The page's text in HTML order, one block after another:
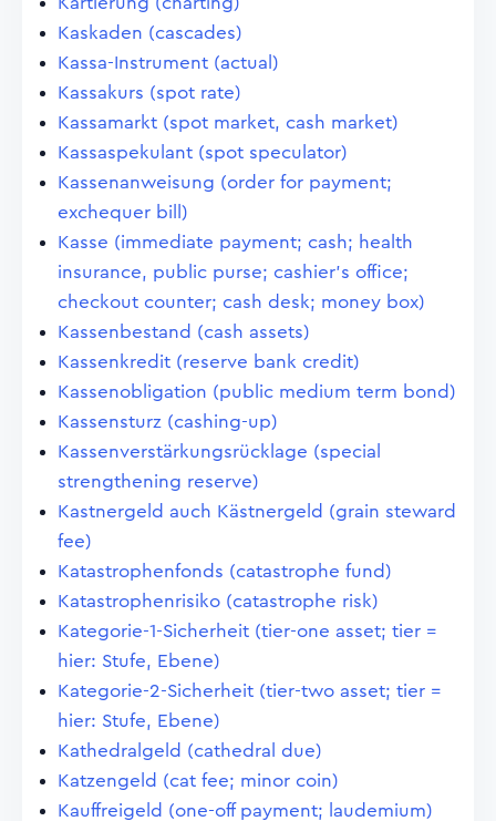
Kaskaden (cascades)
Kassa-Instrument (actual)
Kassakurs (spot rate)
Kassamarkt (spot market, cash market)
Kassaspekulant (spot speculator)
Kassenanweisung (order for payment;
exchequer bill)
Kasse (immediate payment; cash; health
insurance, public purse; cashier's office;
checkout counter; cash desk; money box)
Kassenbestand (cash assets)
Kassenkredit (reserve bank credit)
Kassenobligation (public medium term bond)
Kassensturz (cashing-up)
Kassenverstärkungsrücklage (special
strengthening reserve)
Kastnergeld auch Kästnergeld (grain steward
fee)
Katastrophenfonds (catastrophe fund)
Katastrophenrisiko (catastrophe risk)
Kategorie-1-Sicherheit (tier-one asset; tier =
hier: Stufe, Ebene)
Kategorie-2-Sicherheit (tier-two asset; tier =
hier: Stufe, Ebene)
Kathedralgeld (cathedral due)
Katzengeld (cat fee; minor coin)
Kauffreigeld (one-off payment; laudemium)